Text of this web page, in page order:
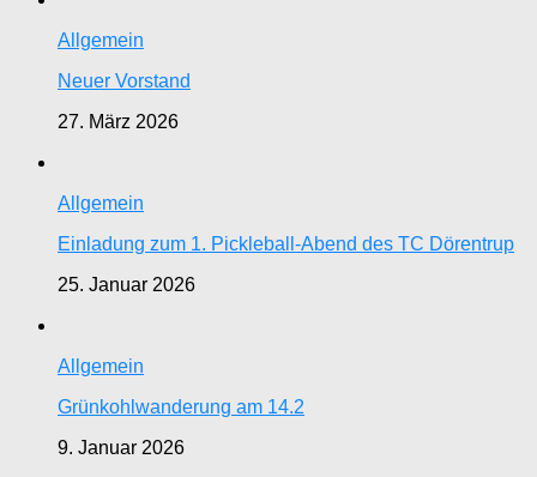
Allgemein
Neuer Vorstand
27. März 2026
Allgemein
Einladung zum 1. Pickleball-Abend des TC Dörentrup
25. Januar 2026
Allgemein
Grünkohlwanderung am 14.2
9. Januar 2026